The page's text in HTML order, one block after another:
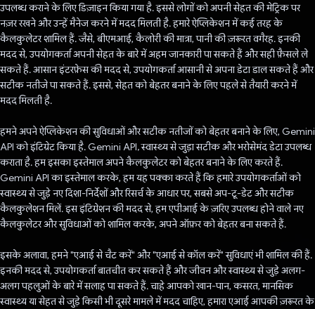
उपलब्ध कराने के लिए डिज़ाइन किया गया है. इससे लोगों को अपनी सेहत की मेट्रिक पर
नज़र रखने और उन्हें मैनेज करने में मदद मिलती है. हमारे ऐप्लिकेशन में कई तरह के
कैलकुलेटर शामिल हैं. जैसे, बीएमआई, कैलोरी की मात्रा, पानी की ज़रूरत वगैरह. इनकी
मदद से, उपयोगकर्ता अपनी सेहत के बारे में अहम जानकारी पा सकते हैं और सही फ़ैसले ले
सकते हैं. आसान इंटरफ़ेस की मदद से, उपयोगकर्ता आसानी से अपना डेटा डाल सकते हैं और
सटीक नतीजे पा सकते हैं. इससे, सेहत को बेहतर बनाने के लिए पहले से तैयारी करने में
मदद मिलती है.
हमने अपने ऐप्लिकेशन की सुविधाओं और सटीक नतीजों को बेहतर बनाने के लिए, Gemini
API को इंटिग्रेट किया है. Gemini API, स्वास्थ्य से जुड़ा सटीक और भरोसेमंद डेटा उपलब्ध
कराता है. हम इसका इस्तेमाल अपने कैलकुलेटर को बेहतर बनाने के लिए करते हैं.
Gemini API का इस्तेमाल करके, हम यह पक्का करते हैं कि हमारे उपयोगकर्ताओं को
स्वास्थ्य से जुड़े नए दिशा-निर्देशों और रिसर्च के आधार पर, सबसे अप-टू-डेट और सटीक
कैलकुलेशन मिलें. इस इंटिग्रेशन की मदद से, हम एपीआई के ज़रिए उपलब्ध होने वाले नए
कैलकुलेटर और सुविधाओं को शामिल करके, अपने ऑफ़र को बेहतर बना सकते हैं.
इसके अलावा, हमने "एआई से चैट करें" और "एआई से कॉल करें" सुविधाएं भी शामिल की हैं.
इनकी मदद से, उपयोगकर्ता बातचीत कर सकते हैं और जीवन और स्वास्थ्य से जुड़े अलग-
अलग पहलुओं के बारे में सलाह पा सकते हैं. चाहे आपको खान-पान, कसरत, मानसिक
स्वास्थ्य या सेहत से जुड़े किसी भी दूसरे मामले में मदद चाहिए, हमारा एआई आपकी ज़रूरत के